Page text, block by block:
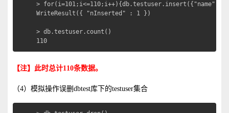
> for(i=101;i<=110;i++){db.testuser.insert({"name":
WriteResult({ "nInserted" : 1 })
> db.testuser.count()
110
【注】此时总计110条数据。
（4）模拟操作误删dbtest库下的testuser集合